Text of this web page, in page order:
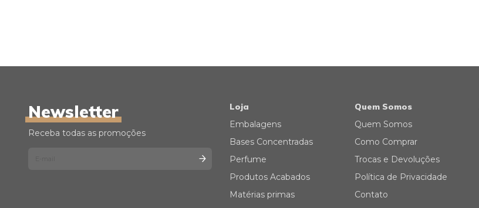
Newsletter
Receba todas as promoções
Loja
Embalagens
Bases Concentradas
Perfume
Produtos Acabados
Matérias primas
Quem Somos
Quem Somos
Como Comprar
Trocas e Devoluções
Política de Privacidade
Contato